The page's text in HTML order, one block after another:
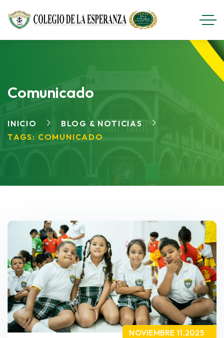
Comunicado
INICIO
BLOG & NOTICIAS
TAGS: COMUNICADO
NOVIEMBRE 11,2025